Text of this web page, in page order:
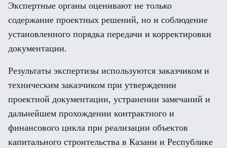
Экспертные органы оценивают не только
содержание проектных решений, но и соблюдение
установленного порядка передачи и корректировки
документации.
Результаты экспертизы используются заказчиком и
техническим заказчиком при утверждении
проектной документации, устранении замечаний и
дальнейшем прохождении контрактного и
финансового цикла при реализации объектов
капитального строительства в Казани и Республике